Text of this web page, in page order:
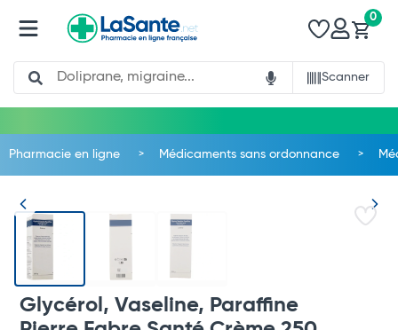
Search
Scanner
0
Pharmacie en ligne Médicaments sans ordonnance
Glycérol, Vaseline, Paraffine